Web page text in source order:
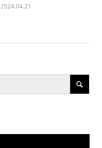
2024.04.21